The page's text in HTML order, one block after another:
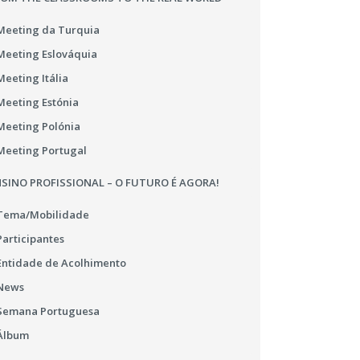
da Turquia
Eslováquia
Itália
Estónia
Polónia
Portugal
PROFISSIONAL – O FUTURO É AGORA!
Mobilidade
de Acolhimento
Portuguesa